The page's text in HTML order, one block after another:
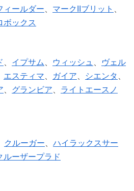
ィールダー マークIIブリット
ボックス
イプサム ウィッシュ
ヴェル
エスティマ ガイア シエンタ
グランビア
ライトエースノ
クルーガー
ハイラックスサー
ルーザープラド